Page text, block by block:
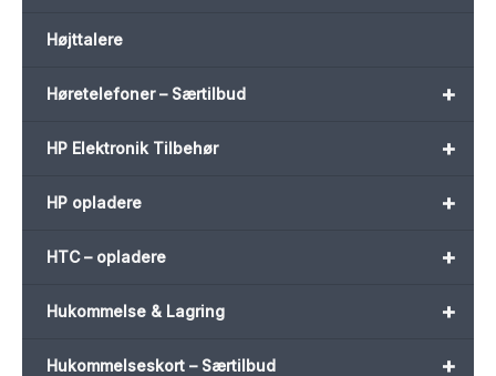
Højttalere
+
Høretelefoner – Særtilbud
+
HP Elektronik Tilbehør
+
HP opladere
+
HTC – opladere
+
Hukommelse & Lagring
+
Hukommelseskort – Særtilbud